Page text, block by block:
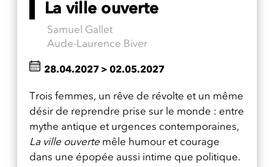
La ville ouverte
Samuel Gallet
Aude-Laurence Biver
Trois femmes, un rêve de révolte et un même
désir de reprendre prise sur le monde : entre
mythe antique et urgences contemporaines,
La ville ouverte mêle humour et courage
dans une épopée aussi intime que politique.
28.04.2027 > 02.05.2027